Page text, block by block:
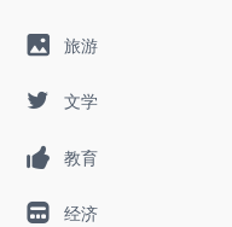
旅游
文学
教育
经济